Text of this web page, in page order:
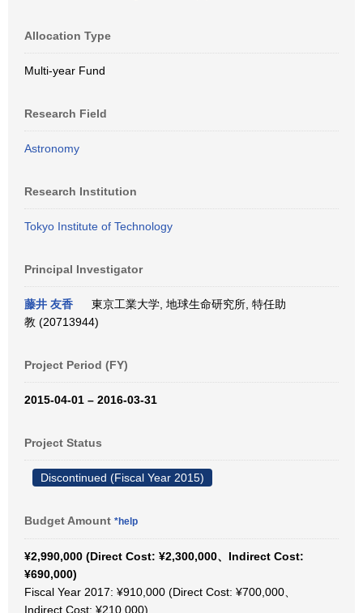
Allocation Type
Multi-year Fund
Research Field
Astronomy
Research Institution
Tokyo Institute of Technology
Principal Investigator
藤井 友香
東京工業大学, 地球生命研究所, 特任助
教 (20713944)
Project Period (FY)
2015-04-01 – 2016-03-31
Project Status
Discontinued (Fiscal Year 2015)
Budget Amount *help
¥2,990,000 (Direct Cost: ¥2,300,000、Indirect Cost:
¥690,000)
Fiscal Year 2017: ¥910,000 (Direct Cost: ¥700,000、
Indirect Cost: ¥210,000)